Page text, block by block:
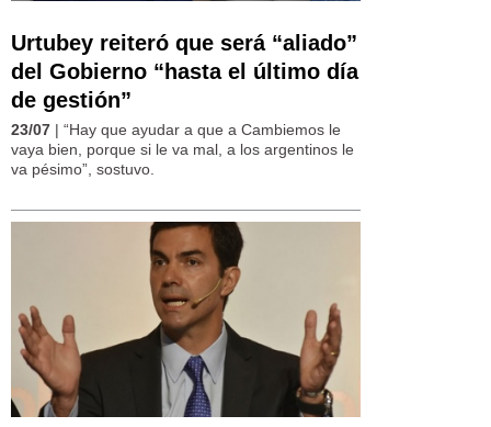
Urtubey reiteró que será “aliado”
del Gobierno “hasta el último día
de gestión”
23/07 | “Hay que ayudar a que a Cambiemos le
vaya bien, porque si le va mal, a los argentinos le
va pésimo”, sostuvo.